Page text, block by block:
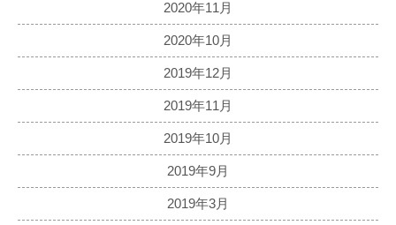
2020年11月
2020年10月
2019年12月
2019年11月
2019年10月
2019年9月
2019年3月